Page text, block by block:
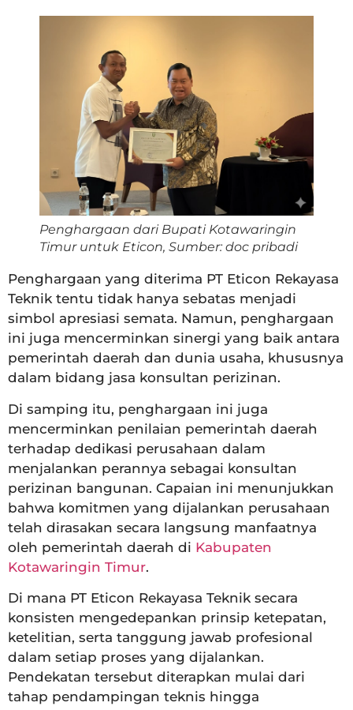
Penghargaan dari Bupati Kotawaringin
Timur untuk Eticon, Sumber: doc pribadi
Penghargaan yang diterima PT Eticon Rekayasa
Teknik tentu tidak hanya sebatas menjadi
simbol apresiasi semata. Namun, penghargaan
ini juga mencerminkan sinergi yang baik antara
pemerintah daerah dan dunia usaha, khususnya
dalam bidang jasa konsultan perizinan.
Di samping itu, penghargaan ini juga
mencerminkan penilaian pemerintah daerah
terhadap dedikasi perusahaan dalam
menjalankan perannya sebagai konsultan
perizinan bangunan. Capaian ini menunjukkan
bahwa komitmen yang dijalankan perusahaan
telah dirasakan secara langsung manfaatnya
oleh pemerintah daerah di Kabupaten
Kotawaringin Timur.
Di mana PT Eticon Rekayasa Teknik secara
konsisten mengedepankan prinsip ketepatan,
ketelitian, serta tanggung jawab profesional
dalam setiap proses yang dijalankan.
Pendekatan tersebut diterapkan mulai dari
tahap pendampingan teknis hingga